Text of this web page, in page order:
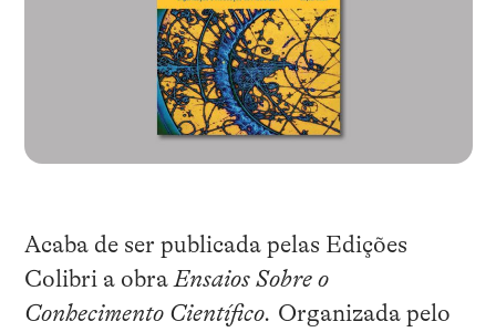
Acaba de ser publicada pelas Edições
Colibri a obraEnsaios Sobre o
Conhecimento Científico. Organizada pelo